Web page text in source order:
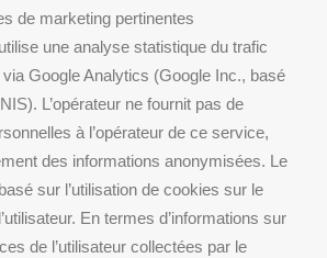
de marketing pertinentes
une analyse statistique du trafic
Google Analytics (Google Inc., basé
L’opérateur ne fournit pas de
à l’opérateur de ce service,
des informations anonymisées. Le
sur l’utilisation de cookies sur le
En termes d’informations sur
de l’utilisateur collectées par le